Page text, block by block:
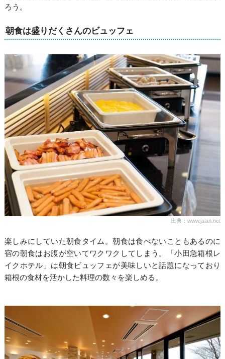
ろう。
朝食は盛りだくさんのビュッフェ
出典：www.jalan.net
楽しみにしていた朝食タイム。朝食は食べないこともあるのに
宿の朝食はお腹が空いてワクワクしてしまう。「小田急箱根レ
イクホテル」は朝食ビュッフェが美味しいと話題になっており
箱根の食材を活かした料理の数々を楽しめる。